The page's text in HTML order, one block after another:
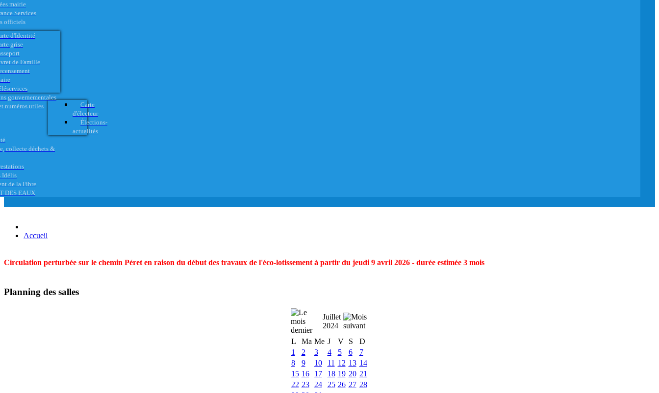
mairie
Services
officiels
d'Identité
grise
de Famille
gouvernementales
numéros utiles
Carte
d'électeur
Élections-
actualités
collecte déchets &
Idélis
de la Fibre
DES EAUX
Accueil
Circulation perturbée sur le chemin Péret en raison du début des travaux de l'éco-lotissement à partir du jeudi 9 avril 2026 - durée estimée 3 mois
Planning des salles
Juillet
2024
L
Ma Me J V S
D
1
2 3 4 5 6
7
8
9 10 11 12 13 14
15 16 17 18 19 20 21
22 23 24 25 26 27 28